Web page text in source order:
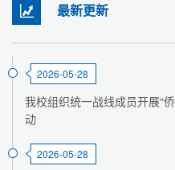
最新更新
2026-05-28
我校组织统一战线成员开展“
动
2026-05-28